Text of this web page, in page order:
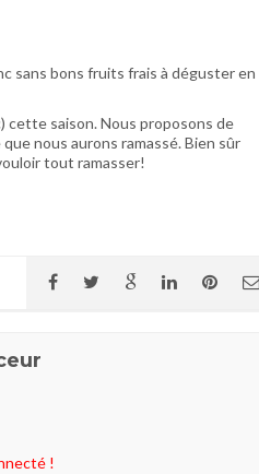
sans bons fruits frais à déguster en
cette saison. Nous proposons de
nous aurons ramassé. Bien sûr
tout ramasser!
!